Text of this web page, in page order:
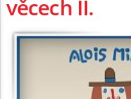
věcech II.